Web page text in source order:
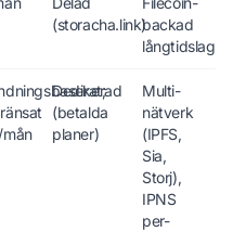
(storacha.link)backad
Dedikerad
(betalda
planer)
Multi-
nätverk
(IPFS,
Sia,
Storj),
IPNS
per-